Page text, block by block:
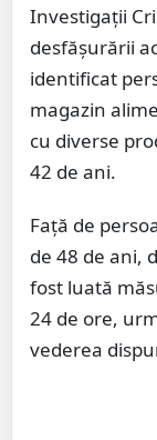
Investigații
desfășurării
identificat
magazin
cu diverse
42 de ani.
Față de
de 48 de ani,
fost luată
24 de ore,
vederea